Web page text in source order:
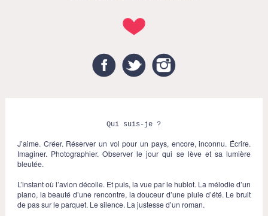
FacebookTwitter
Qui suis-je ?
J’aime. Créer. Réserver un vol pour un pays, encore, inconnu. Écrire.
Imaginer. Photographier. Observer le jour qui se lève et sa lumière
bleutée.
L’instant où l’avion décolle. Et puis, la vue par le hublot. La mélodie d’un
piano, la beauté d’une rencontre, la douceur d’une pluie d’été. Le bruit
de pas sur le parquet. Le silence. La justesse d’un roman.